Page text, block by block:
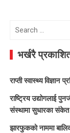
Search
भर्खरै
राप्ती स्वास्थ्य विज्ञान
राष्ट्रिय उद्योगलाई
संस्थामा सुधारका संकेत
झारफुकको नाममा